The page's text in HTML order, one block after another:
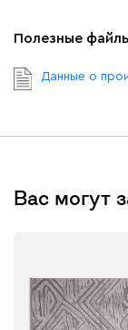
Полезные
Данные о
Вас могут